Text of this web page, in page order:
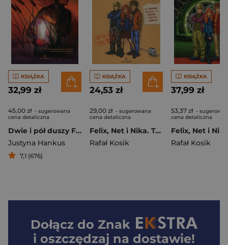
KSIĄŻKA
32,99 zł
45,00 zł - sugerowana
cena detaliczna
Dwie i pół duszy Folk noir
Justyna Hankus
7,1 (676)
KSIĄŻKA
24,53 zł
29,00 zł - sugerowana
cena detaliczna
Felix, Net i Nika. Teoretycznie Możliwy Notes V 2.0
Rafał Kosik
KSIĄŻKA
37,99 zł
53,37 zł -
cena detaliczna
Rafał Kosik
Dołącz do Znak
i oszczędzaj na dostawie!